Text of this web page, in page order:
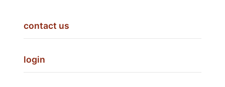
contact us
login